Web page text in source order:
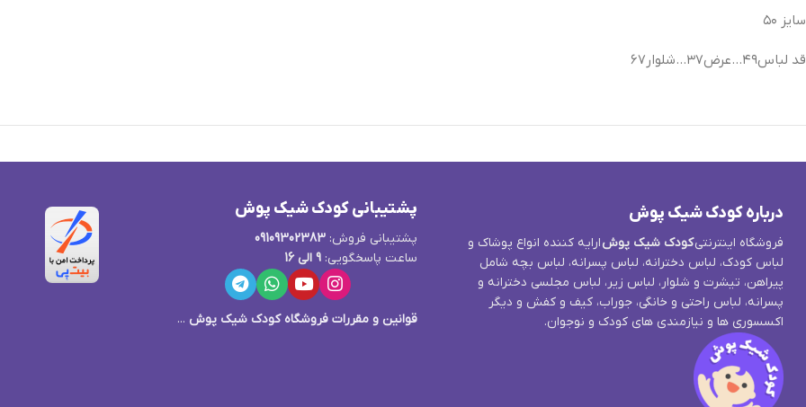
سایز ۵۰
قد لباس۴۹…عرض۳۷…شلوار۶۷
درباره کودک شیک پوش
فروشگاه اینترنتیکودک شیک پوشارایه کننده انواع پوشاک و
لباس کودک، لباس دخترانه، لباس پسرانه، لباس بچه شامل
پیراهن، تیشرت و شلوار، لباس زیر، لباس مجلسی دخترانه و
پسرانه، لباس راحتی و خانگی، جوراب، کیف و کفش و دیگر
اکسسوری ها و نیازمندی های کودک و نوجوان.
پشتیبانی کودک شیک پوش
پشتیبانی فروش:09109302383
ساعت پاسخگویی:9 الی 16
قوانین و مقررات فروشگاه کودک شیک پوش ...